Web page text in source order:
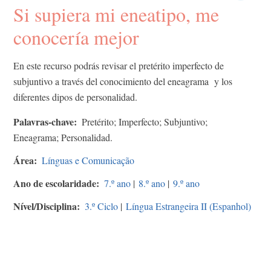
Si supiera mi eneatipo, me
conocería mejor
En este recurso podrás revisar el pretérito imperfecto de
subjuntivo a través del conocimiento del eneagrama y los
diferentes dipos de personalidad.
Palavras-chave
Pretérito; Imperfecto; Subjuntivo;
Eneagrama; Personalidad.
Área Línguas e Comunicação
Ano de escolaridade 7.º ano | 8.º ano | 9.º ano
Nível/Disciplina 3.º Ciclo | Língua Estrangeira II (Espanhol)